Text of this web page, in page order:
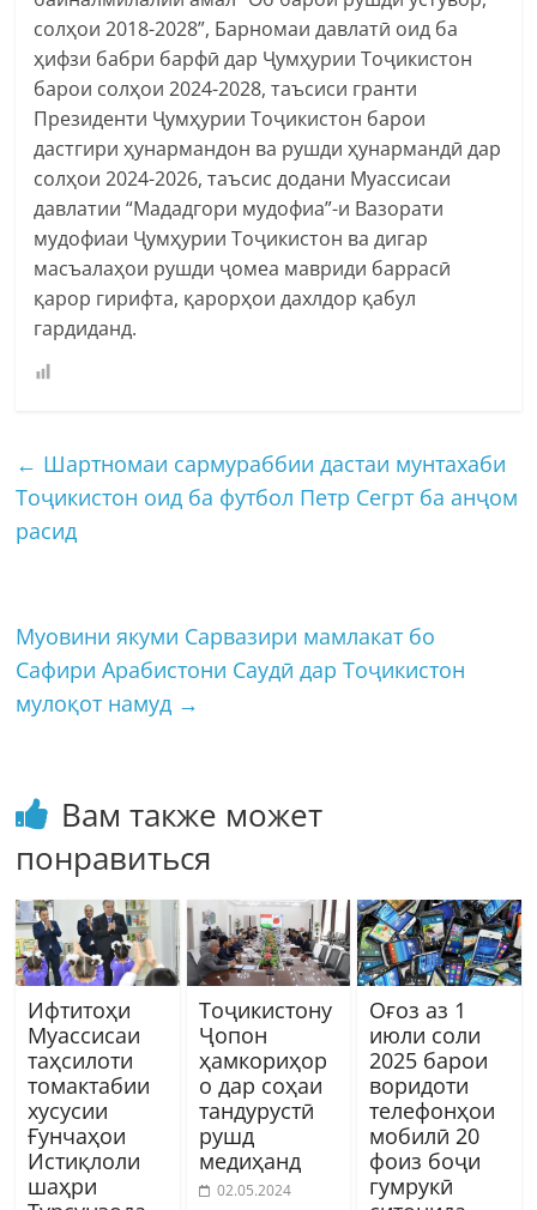
солҳои 2018-2028”, Барномаи давлатӣ оид ба
ҳифзи бабри барфӣ дар Ҷумҳурии Тоҷикистон
барои солҳои 2024-2028, таъсиси гранти
Президенти Ҷумҳурии Тоҷикистон барои
дастгири ҳунармандон ва рушди ҳунармандӣ дар
солҳои 2024-2026, таъсис додани Муассисаи
давлатии “Мададгори мудофиа”-и Вазорати
мудофиаи Ҷумҳурии Тоҷикистон ва дигар
масъалаҳои рушди ҷомеа мавриди баррасӣ
қарор гирифта, қарорҳои дахлдор қабул
гардиданд.
← Шартномаи сармураббии дастаи мунтахаби
Тоҷикистон оид ба футбол Петр Сегрт ба анҷом
расид
Муовини якуми Сарвазири мамлакат бо
Сафири Арабистони Саудӣ дар Тоҷикистон
мулоқот намуд →
Вам также может
понравиться
Ифтитоҳи
Муассисаи
таҳсилоти
томактабии
хусусии
Ғунчаҳои
Истиқлоли
шаҳри
Тоҷикистону
Ҷопон
ҳамкориҳор
о дар соҳаи
тандурустӣ
рушд
медиҳанд
02.05.2024
Оғоз аз 1
июли соли
2025 барои
воридоти
телефонҳои
мобилӣ 20
фоиз боҷи
гумрукӣ